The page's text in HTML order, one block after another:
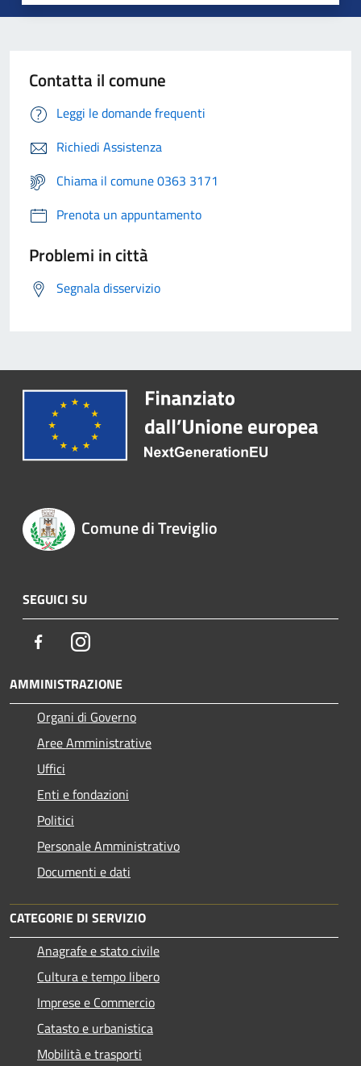
Contatta il comune
Leggi le domande frequenti
Richiedi Assistenza
Chiama il comune 0363 3171
Prenota un appuntamento
Problemi in città
Segnala disservizio
Comune di Treviglio
SEGUICI SU
FacebookInstagram
AMMINISTRAZIONE
Organi di Governo
Aree Amministrative
Uffici
Enti e fondazioni
Politici
Personale Amministrativo
Documenti e dati
CATEGORIE DI SERVIZIO
Anagrafe e stato civile
Cultura e tempo libero
Imprese e Commercio
Catasto e urbanistica
Mobilità e trasporti